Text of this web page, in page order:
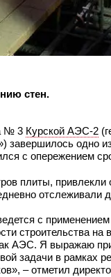
стен.
№ 3 Курской АЭС-2
завершилось одно
с опережением
плиты,
отслеживали
с
строительства
АЭС. Я выражаю
задачи в рамках
– отметил